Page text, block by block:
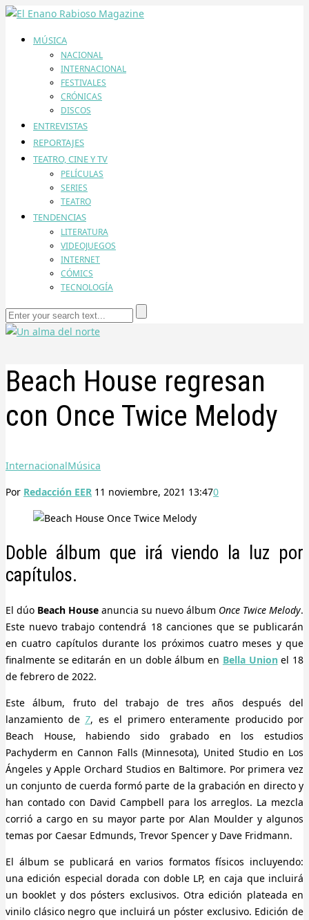
MÚSICA
NACIONAL
INTERNACIONAL
FESTIVALES
CRÓNICAS
DISCOS
ENTREVISTAS
REPORTAJES
TEATRO, CINE Y TV
PELÍCULAS
SERIES
TEATRO
TENDENCIAS
LITERATURA
VIDEOJUEGOS
INTERNET
CÓMICS
TECNOLOGÍA
Beach House regresan
con Once Twice Melody
InternacionalMúsica
Por Redacción EER 11 noviembre, 2021 13:470
Doble álbum que irá viendo la luz por
capítulos.
El dúo Beach House anuncia su nuevo álbum Once Twice Melody.
Este nuevo trabajo contendrá 18 canciones que se publicarán
en cuatro capítulos durante los próximos cuatro meses y que
finalmente se editarán en un doble álbum en Bella Unionel 18
de febrero de 2022.
Este álbum, fruto del trabajo de tres años después del
lanzamiento de 7, es el primero enteramente producido por
Beach House, habiendo sido grabado en los estudios
Pachyderm en Cannon Falls (Minnesota), United Studio en Los
Ángeles y Apple Orchard Studios en Baltimore. Por primera vez
un conjunto de cuerda formó parte de la grabación en directo y
han contado con David Campbell para los arreglos. La mezcla
corrió a cargo en su mayor parte por Alan Moulder y algunos
temas por Caesar Edmunds, Trevor Spencer y Dave Fridmann.
El álbum se publicará en varios formatos físicos incluyendo:
una edición especial dorada con doble LP, en caja que incluirá
un booklet y dos pósters exclusivos. Otra edición plateada en
vinilo clásico negro que incluirá un póster exclusivo. Edición de